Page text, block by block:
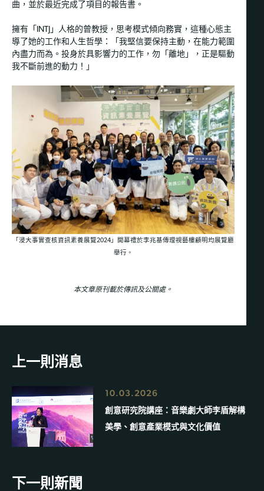
曲，並於最近完成了項目的報告書。
擁有「INTJ」人格的曾教授，思考模式傾向務實，這種心態主
導了她的工作和人生哲學：「我堅信要保持主動，在能力範圍
內盡力而為。投身於具影響力的工作，勿「離地」，正是驅動
我不斷前進的動力！」
「浸大事實查核資訊素養展覽2024」開幕禮於李兆基傳理視藝樓顧明均展覽廳
舉行。
本文章原刊載於傳訊及公關處。
上一則消息
10.03.2026
創意研究院講座：音樂劇大師李盾解構
美學、創意產業模式與文化價值
下一則新聞